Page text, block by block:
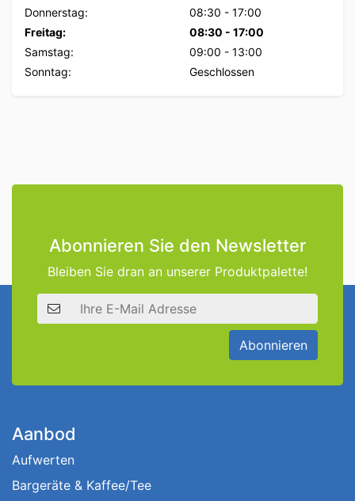
Donnerstag:
08:30 - 17:00
Freitag:
08:30 - 17:00
Samstag:
09:00 - 13:00
Sonntag:
Geschlossen
Abonnieren Sie den Newsletter
Bleiben Sie dran an unserer Produktpalette!
E-Mail Adresse
Abonnieren
Aanbod
Aufwerten
Bargeräte & Kaffee/Tee